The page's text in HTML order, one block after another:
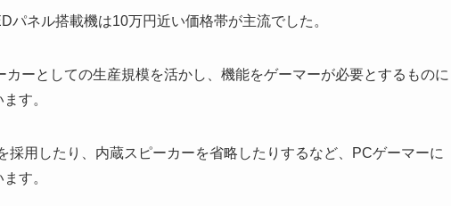
ネル搭載機は10万円近い価格帯が主流でした。
ーとしての生産規模を活かし、機能をゲーマーが必要とするものに
す。
採用したり、内蔵スピーカーを省略したりするなど、PCゲーマーに
す。